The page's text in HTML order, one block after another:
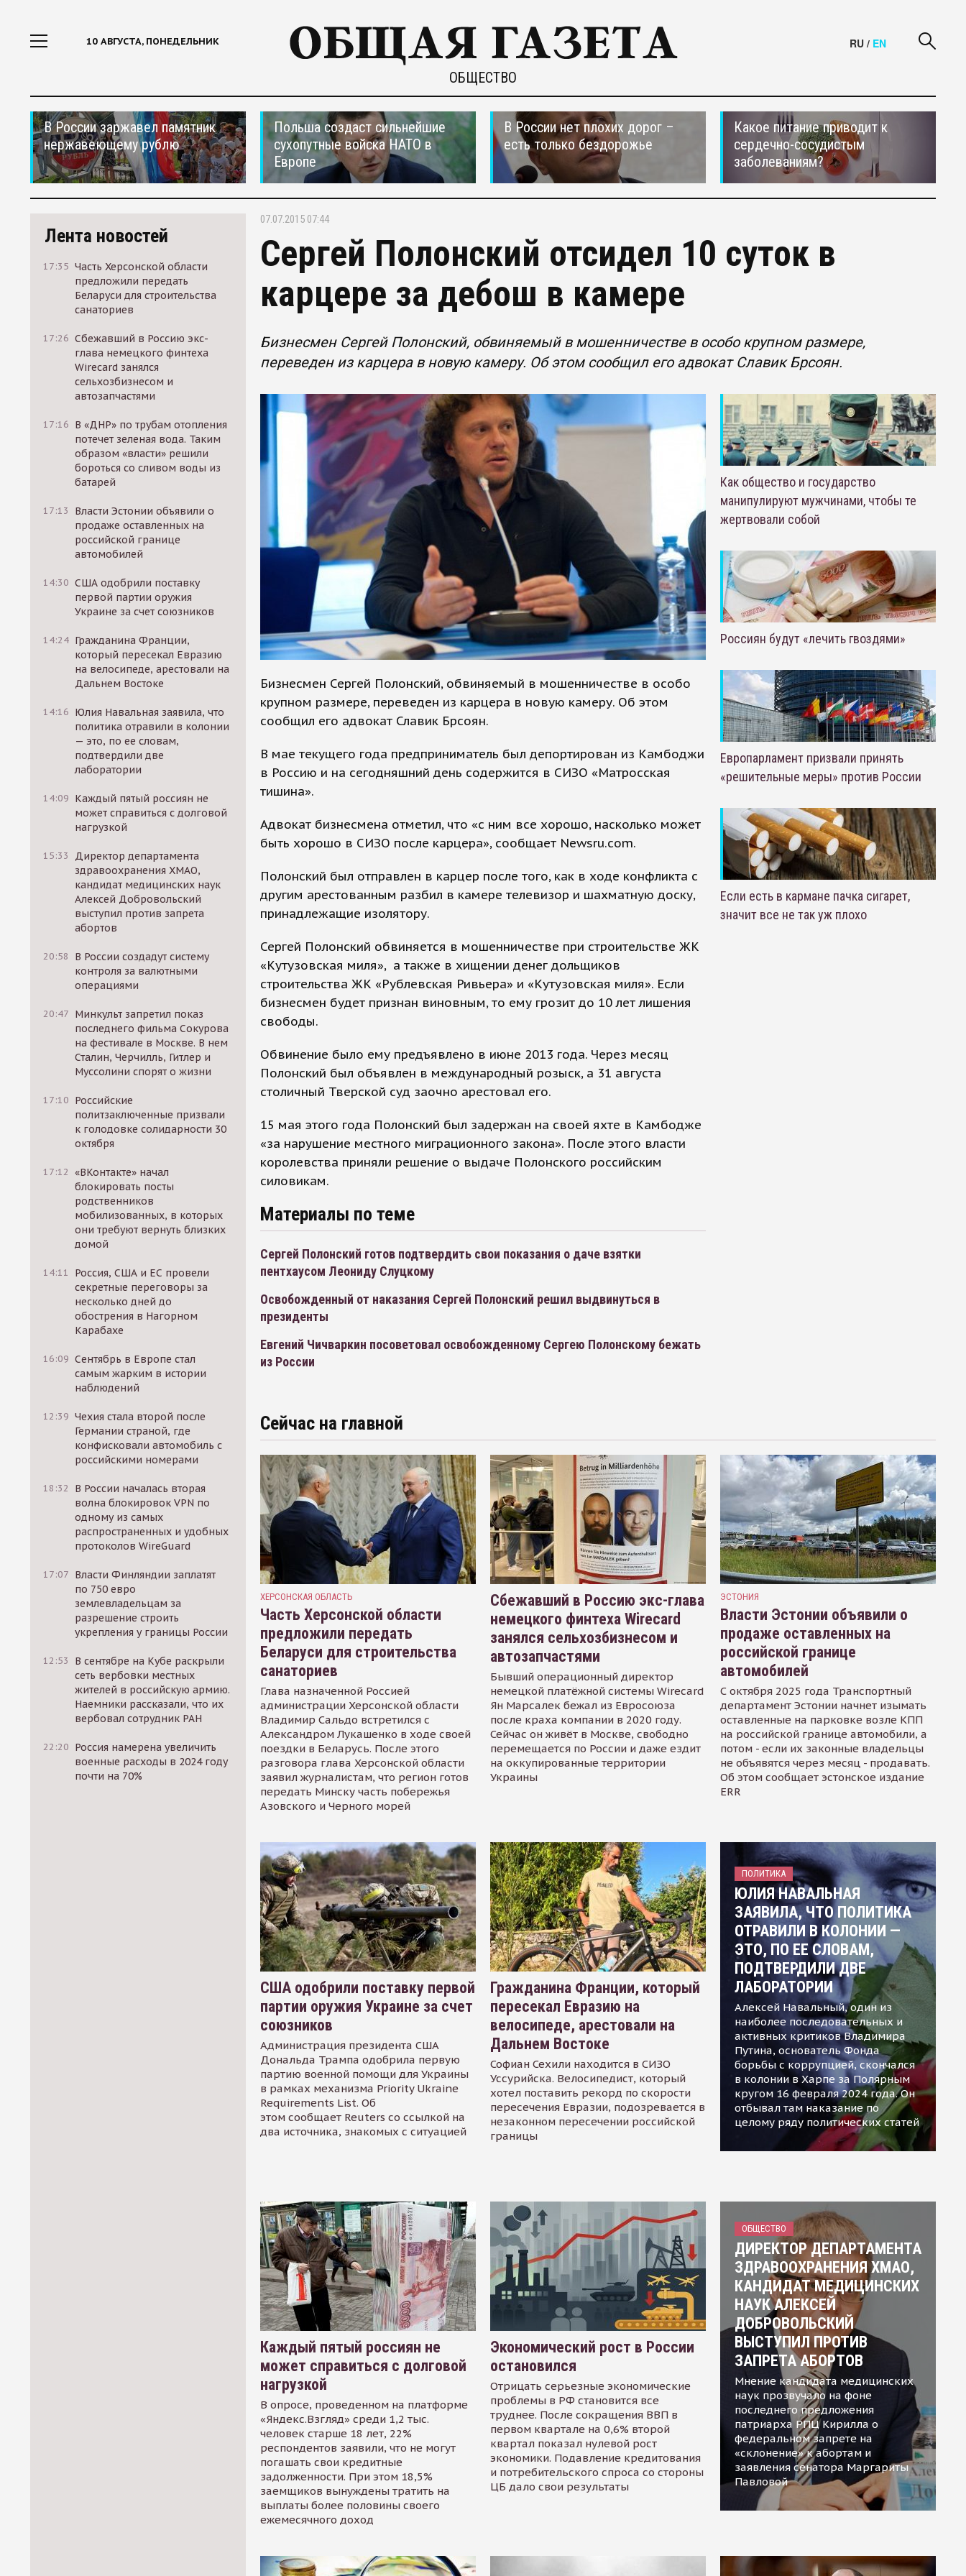
10 АВГУСТА, ПОНЕДЕЛЬНИК
ОБЩЕСТВО
RU / EN
В России заржавел памятник
нержавеющему рублю
Польша создаст сильнейшие
сухопутные войска НАТО в
Европе
В России нет плохих дорог –
есть только бездорожье
Какое питание приводит к
сердечно-сосудистым
заболеваниям?
Лента новостей
17:35 Часть Херсонской области
предложили передать
Беларуси для строительства
санаториев
17:26 Сбежавший в Россию экс-
глава немецкого финтеха
Wirecard занялся
сельхозбизнесом и
автозапчастями
17:16 В «ДНР» по трубам отопления
потечет зеленая вода. Таким
образом «власти» решили
бороться со сливом воды из
батарей
17:13
Власти Эстонии объявили о
продаже оставленных на
российской границе
автомобилей
14:30 США одобрили поставку
первой партии оружия
Украине за счет союзников
14:24 Гражданина Франции,
который пересекал Евразию
на велосипеде, арестовали на
Дальнем Востоке
14:16 Юлия Навальная заявила, что
политика отравили в колонии
— это, по ее словам,
подтвердили две
лаборатории
14:09 Каждый пятый россиян не
может справиться с долговой
нагрузкой
15:33
Директор департамента
здравоохранения ХМАО,
кандидат медицинских наук
Алексей Добровольский
выступил против запрета
абортов
20:58
В России создадут систему
контроля за валютными
операциями
20:47 Минкульт запретил показ
последнего фильма Сокурова
на фестивале в Москве. В нем
Сталин, Черчилль, Гитлер и
Муссолини спорят о жизни
17:10 Российские
политзаключенные призвали
к голодовке солидарности 30
октября
17:12 «ВКонтакте» начал
блокировать посты
родственников
мобилизованных, в которых
они требуют вернуть близких
домой
14:11
Россия, США и ЕС провели
секретные переговоры за
несколько дней до
обострения в Нагорном
Карабахе
16:09 Сентябрь в Европе стал
самым жарким в истории
наблюдений
12:39 Чехия стала второй после
Германии страной, где
конфисковали автомобиль с
российскими номерами
18:32
В России началась вторая
волна блокировок VPN по
одному из самых
распространенных и удобных
протоколов WireGuard
17:07 Власти Финляндии заплатят
по 750 евро
землевладельцам за
разрешение строить
укрепления у границы России
12:53
В сентябре на Кубе раскрыли
сеть вербовки местных
жителей в российскую армию.
Наемники рассказали, что их
вербовал сотрудник РАН
22:20 Россия намерена увеличить
военные расходы в 2024 году
почти на 70%
07.07.2015 07:44
Сергей Полонский отсидел 10 суток в
карцере за дебош в камере
Бизнесмен Сергей Полонский, обвиняемый в мошенничестве в особо крупном размере,
переведен из карцера в новую камеру. Об этом сообщил его адвокат Славик Брсоян.
Бизнесмен Сергей Полонский, обвиняемый в мошенничестве в особо
крупном размере, переведен из карцера в новую камеру. Об этом
сообщил его адвокат Славик Брсоян.
В мае текущего года предприниматель был депортирован из Камбоджи
в Россию и на сегодняшний день содержится в СИЗО «Матросская
тишина».
Адвокат бизнесмена отметил, что «с ним все хорошо, насколько может
быть хорошо в СИЗО после карцера», сообщает Newsru.com.
Полонский был отправлен в карцер после того, как в ходе конфликта с
другим арестованным разбил в камере телевизор и шахматную доску,
принадлежащие изолятору.
Сергей Полонский обвиняется в мошенничестве при строительстве ЖК
«Кутузовская миля», а также в хищении денег дольщиков
строительства ЖК «Рублевская Ривьера» и «Кутузовская миля». Если
бизнесмен будет признан виновным, то ему грозит до 10 лет лишения
свободы.
Обвинение было ему предъявлено в июне 2013 года. Через месяц
Полонский был объявлен в международный розыск, а 31 августа
столичный Тверской суд заочно арестовал его.
15 мая этого года Полонский был задержан на своей яхте в Камбодже
«за нарушение местного миграционного закона». После этого власти
королевства приняли решение о выдаче Полонского российским
силовикам.
Материалы по теме
Сергей Полонский готов подтвердить свои показания о даче взятки
пентхаусом Леониду Слуцкому
Освобожденный от наказания Сергей Полонский решил выдвинуться в
президенты
Евгений Чичваркин посоветовал освобожденному Сергею Полонскому бежать
из России
Как общество и государство
манипулируют мужчинами, чтобы те
жертвовали собой
Россиян будут «лечить гвоздями»
Европарламент призвали принять
«решительные меры» против России
Если есть в кармане пачка сигарет,
значит все не так уж плохо
Сейчас на главной
ХЕРСОНСКАЯ ОБЛАСТЬ
Часть Херсонской области
предложили передать
Беларуси для строительства
санаториев
Глава назначенной Россией
администрации Херсонской области
Владимир Сальдо встретился с
Александром Лукашенко в ходе своей
поездки в Беларусь. После этого
разговора глава Херсонской области
заявил журналистам, что регион готов
передать Минску часть побережья
Азовского и Черного морей
Сбежавший в Россию экс-глава
немецкого финтеха Wirecard
занялся сельхозбизнесом и
автозапчастями
Бывший операционный директор
немецкой платёжной системы Wirecard
Ян Марсалек бежал из Евросоюза
после краха компании в 2020 году.
Сейчас он живёт в Москве, свободно
перемещается по России и даже ездит
на оккупированные территории
Украины
ЭСТОНИЯ
Власти Эстонии объявили о
продаже оставленных на
российской границе
автомобилей
С октября 2025 года Транспортный
департамент Эстонии начнет изымать
оставленные на парковке возле КПП
на российской границе автомобили, а
потом - если их законные владельцы
не объявятся через месяц - продавать.
Об этом сообщает эстонское издание
ERR
США одобрили поставку первой
партии оружия Украине за счет
союзников
Администрация президента США
Дональда Трампа одобрила первую
партию военной помощи для Украины
в рамках механизма Priority Ukraine
Requirements List. Об
этом сообщает Reuters со ссылкой на
два источника, знакомых с ситуацией
Гражданина Франции, который
пересекал Евразию на
велосипеде, арестовали на
Дальнем Востоке
Софиан Сехили находится в СИЗО
Уссурийска. Велосипедист, который
хотел поставить рекорд по скорости
пересечения Евразии, подозревается в
незаконном пересечении российской
границы
ПОЛИТИКА
ЮЛИЯ НАВАЛЬНАЯ
ЗАЯВИЛА, ЧТО ПОЛИТИКА
ОТРАВИЛИ В КОЛОНИИ —
ЭТО, ПО ЕЕ СЛОВАМ,
ПОДТВЕРДИЛИ ДВЕ
ЛАБОРАТОРИИ
Алексей Навальный, один из
наиболее последовательных и
активных критиков Владимира
Путина, основатель Фонда
борьбы с коррупцией, скончался
в колонии в Харпе за Полярным
кругом 16 февраля 2024 года. Он
отбывал там наказание по
целому ряду политических статей
Каждый пятый россиян не
может справиться с долговой
нагрузкой
В опросе, проведенном на платформе
«Яндекс.Взгляд» среди 1,2 тыс.
человек старше 18 лет, 22%
респондентов заявили, что не могут
погашать свои кредитные
задолженности. При этом 18,5%
заемщиков вынуждены тратить на
выплаты более половины своего
ежемесячного доход
Экономический рост в России
остановился
Отрицать серьезные экономические
проблемы в РФ становится все
труднее. После сокращения ВВП в
первом квартале на 0,6% второй
квартал показал нулевой рост
экономики. Подавление кредитования
и потребительского спроса со стороны
ЦБ дало свои результаты
ОБЩЕСТВО
ДИРЕКТОР ДЕПАРТАМЕНТА
ЗДРАВООХРАНЕНИЯ ХМАО,
КАНДИДАТ МЕДИЦИНСКИХ
НАУК АЛЕКСЕЙ
ДОБРОВОЛЬСКИЙ
ВЫСТУПИЛ ПРОТИВ
ЗАПРЕТА АБОРТОВ
Мнение кандидата медицинских
наук прозвучало на фоне
последнего предложения
патриарха РПЦ Кирилла о
федеральном запрете на
«склонение» к абортам и
заявления сенатора Маргариты
Павловой